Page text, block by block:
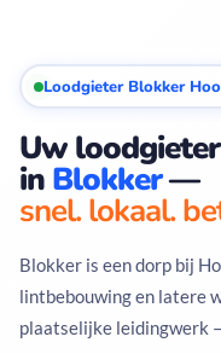
Loodgieter Blokker
Uw loodgieter
in Blokker—
snel. lokaal.
Blokker is een dorp bij
lintbebouwing en latere
plaatselijke leidingwerk